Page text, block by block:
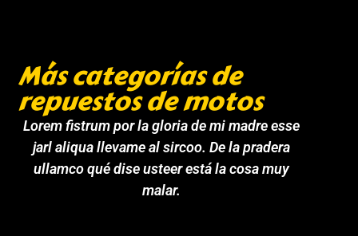
Más categorías de
repuestos de motos
Lorem fistrum por la gloria de mi madre esse
jarl aliqua llevame al sircoo. De la pradera
ullamco qué dise usteer está la cosa muy
malar.